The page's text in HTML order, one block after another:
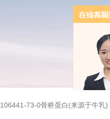
106441-73-0骨桥蛋白(来源于牛乳)